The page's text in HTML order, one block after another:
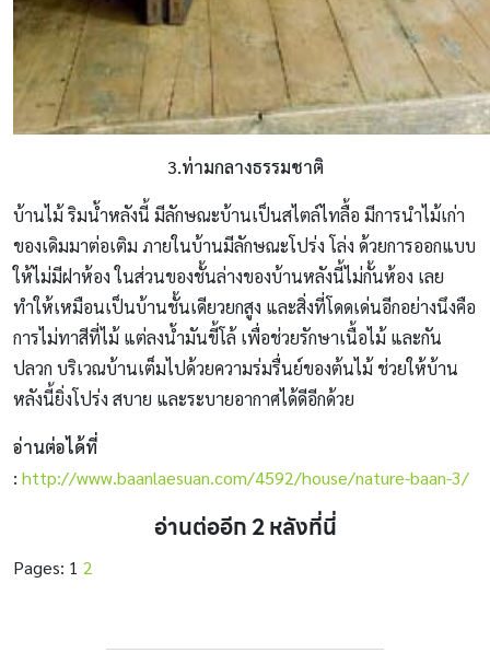
3.ท่ามกลางธรรมชาติ
บ้านไม้ ริมน้ำหลังนี้ มีลักษณะบ้านเป็นสไตล์ไทลื้อ มีการนำไม้เก่า
ของเดิมมาต่อเติม ภายในบ้านมีลักษณะโปร่ง โล่ง ด้วยการออกแบบ
ให้ไม่มีฝาห้อง ในส่วนของชั้นล่างของบ้านหลังนี้ไม่กั้นห้อง เลย
ทำให้เหมือนเป็นบ้านชั้นเดียวยกสูง และสิ่งที่โดดเด่นอีกอย่างนึงคือ
การไม่ทาสีที่ไม้ แต่ลงน้ำมันขี้โล้ เพื่อช่วยรักษาเนื้อไม้ และกัน
ปลวก บริเวณบ้านเต็มไปด้วยความร่มรื่นย์ของต้นไม้ ช่วยให้บ้าน
หลังนี้ยิ่งโปร่ง สบาย และระบายอากาศได้ดีอีกด้วย
อ่านต่อได้ที่
: http://www.baanlaesuan.com/4592/house/nature-baan-3/
อ่านต่ออีก 2 หลังที่นี่
Pages: 1 2